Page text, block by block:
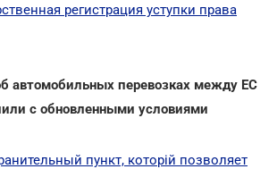
регистрация уступки права
автомобильных перевозках между ЕС
с обновленными условиями
пункт, которій позволяет